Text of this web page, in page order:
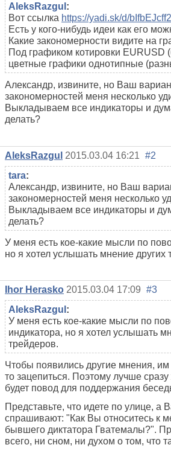
AleksRazgul :
Вот ссылка https://yadi.sk/d/
Есть у кого-нибудь идеи как его
Какие закономерности видите на
Под графиком котировки EURUSD
цветные графики однотипные
Александр, извините, но Ваш
закономерностей меня несколько
Выкладываем все индикаторы и
делать?
AleksRazgul 2015.03.04 16:21 #2
tara:
Александр, извините, но Ваш
закономерностей меня несколько
Выкладываем все индикаторы и
делать?
У меня есть кое-какие мысли по
но я хотел услышать мнение других
Ihor Herasko 2015.03.04 17:09 #3
AleksRazgul :
У меня есть кое-какие мысли по
индикатора, но я хотел услышать
трейдеров.
Чтобы появились другие мнения, им
то зацепиться. Поэтому лучше сразу
будет повод для поддержания
Представьте, что идете по улице, а
спрашивают: "Как Вы относитесь к
бывшего диктатора Гватемалы?".
всего, ни сном, ни духом о том, что